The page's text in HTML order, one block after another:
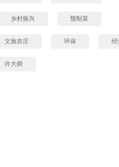
乡村振兴 预制菜
文旅农庄 环保 经
许大师